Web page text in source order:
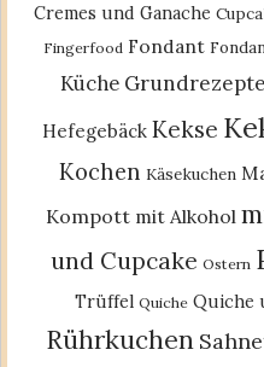
Cremes und Ganache
Fingerfood Fondant
Küche Grundrezepte
Hefegebäck Kekse
Kochen Käsekuchen
Kompott mit Alkohol
und Cupcake Ostern
Trüffel Quiche Quiche
Rührkuchen